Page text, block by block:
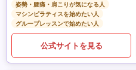
姿勢・腰痛・肩こりが気になる人
マシンピラティスを始めたい人
グループレッスンで始めたい人
公式サイトを見る